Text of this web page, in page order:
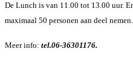
De Lunch is van 11.00 tot 13.00 uur.
maximaal 50 personen aan deel
Meer info: tel.06-36301176.